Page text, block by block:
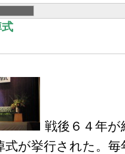
戦後６４年
式が挙行された。